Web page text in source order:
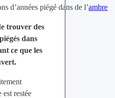
d’années piégé dans de l’ambre
trouver des
dans
ce que les
restée